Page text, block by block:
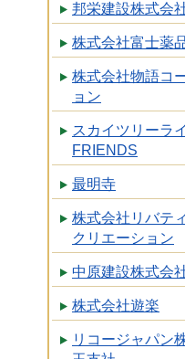
邦栄建設株式会
株式会社富士薬
株式会社物語コ
ョン
スカイツリーラ
FRIENDS
最明寺
株式会社リバテ
クリエーション
中原建設株式会
株式会社遊楽
リコージャパン